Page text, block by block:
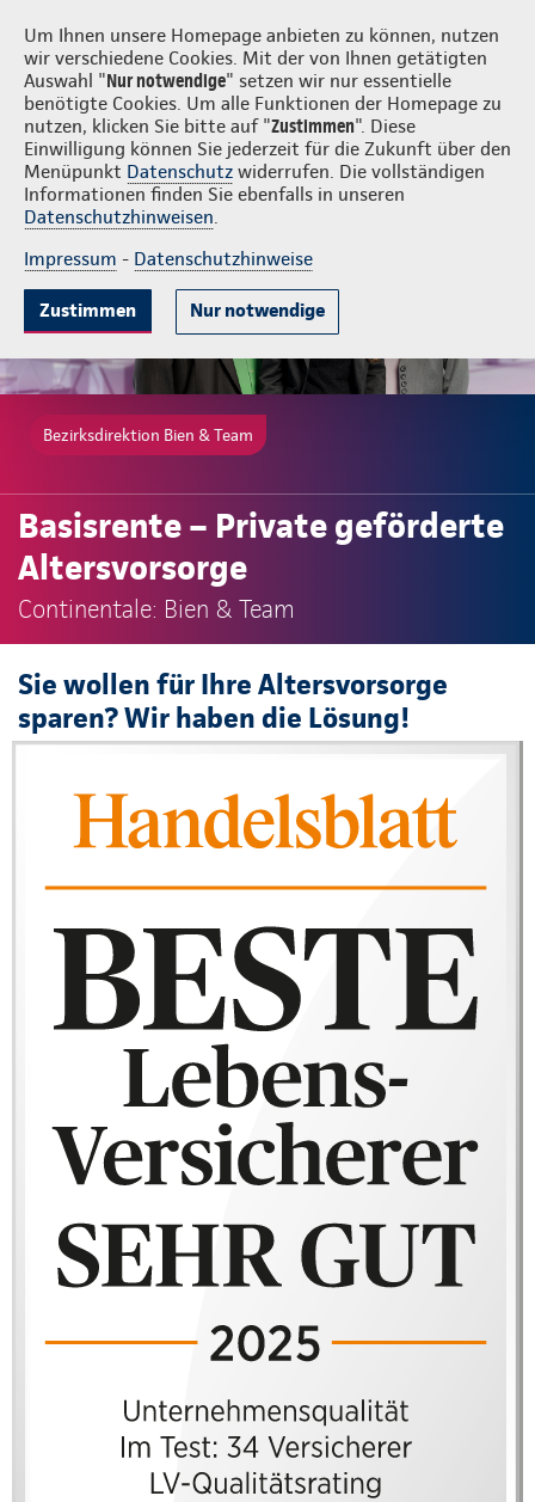
Um Ihnen unsere Homepage anbieten zu können, nutzen
wir verschiedene Cookies. Mit der von Ihnen getätigten
Auswahl "Nur notwendige" setzen wir nur essentielle
benötigte Cookies. Um alle Funktionen der Homepage zu
nutzen, klicken Sie bitte auf "Zustimmen". Diese
Einwilligung können Sie jederzeit für die Zukunft über den
Menüpunkt Datenschutz widerrufen. Die vollständigen
Informationen finden Sie ebenfalls in unseren
Datenschutzhinweisen.
Impressum - Datenschutzhinweise
Zustimmen Nur notwendige
Bien & Team Login
Gute Gründe Tarife & Leistungen Wissenswertes Beratung &
Bezirksdirektion Bien & Team
Basisrente – Private geförderte
Altersvorsorge
Continentale: Bien & Team
Sie wollen für Ihre Altersvorsorge
sparen? Wir haben die Lösung!